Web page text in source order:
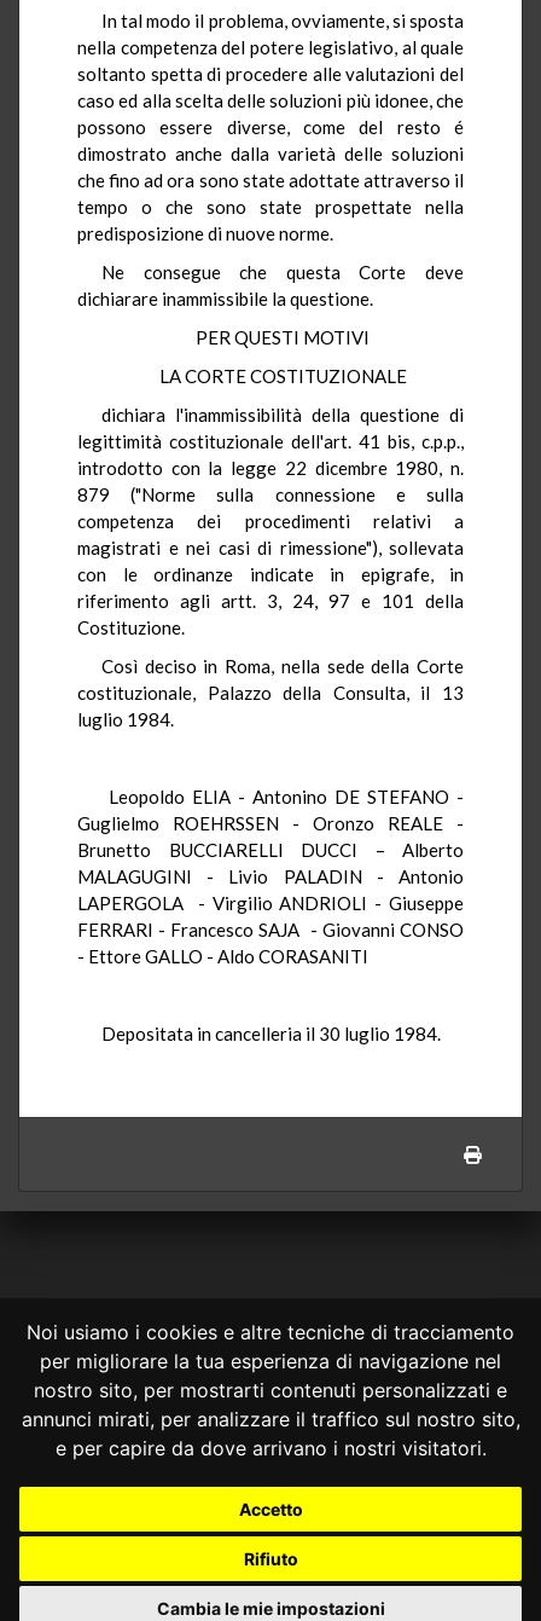
Noi usiamo i cookies e altre tecniche di tracciamento
per migliorare la tua esperienza di navigazione nel
nostro sito, per mostrarti contenuti personalizzati e
annunci mirati, per analizzare il traffico sul nostro sito,
e per capire da dove arrivano i nostri visitatori.
Accetto
Rifiuto
Cambia le mie impostazioni
In tal modo il problema, ovviamente, si sposta
nella competenza del potere legislativo, al quale
soltanto spetta di procedere alle valutazioni del
caso ed alla scelta delle soluzioni più idonee, che
possono essere diverse, come del resto é
dimostrato anche dalla varietà delle soluzioni
che fino ad ora sono state adottate attraverso il
tempo o che sono state prospettate nella
predisposizione di nuove norme.
Ne consegue che questa Corte deve
dichiarare inammissibile la questione.
PER QUESTI MOTIVI
LA CORTE COSTITUZIONALE
dichiara l'inammissibilità della questione di
legittimità costituzionale dell'art. 41 bis, c.p.p.,
introdotto con la legge 22 dicembre 1980, n.
879 ("Norme sulla connessione e sulla
competenza dei procedimenti relativi a
magistrati e nei casi di rimessione"), sollevata
con le ordinanze indicate in epigrafe, in
riferimento agli artt. 3, 24, 97 e 101 della
Costituzione.
Così deciso in Roma, nella sede della Corte
costituzionale, Palazzo della Consulta, il 13
luglio 1984.
Leopoldo ELIA - Antonino DE STEFANO -
Guglielmo ROEHRSSEN - Oronzo REALE -
Brunetto BUCCIARELLI DUCCI – Alberto
MALAGUGINI - Livio PALADIN - Antonio
LAPERGOLA - Virgilio ANDRIOLI - Giuseppe
FERRARI - Francesco SAJA - Giovanni CONSO
- Ettore GALLO - Aldo CORASANITI
Depositata in cancelleria il 30 luglio 1984.
CONSULTA ONLINE DAL 1995 -NOTE LEGALI
Consulta OnLine non ha prodotto e non è responsabile per i contenuti e
le informazioni legali di siti collegati.
costituisce una relazione di consulenza legale.
Nessuno deve confidare o agire in base alle informazioni disponibili in
info@giurcost.org| Giurisprudenza Costituzionale|
Consulta OnLine| @giurcost